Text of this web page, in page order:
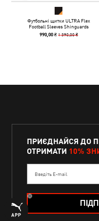
Футбольні щитки ULTRA Flex
Football Sleeves Shinguards
990,00 ₴ 1 390,00 ₴
ПРИЄДНАЙСЯ ДО
ОТРИМАТИ 10%
Введіть E-mail